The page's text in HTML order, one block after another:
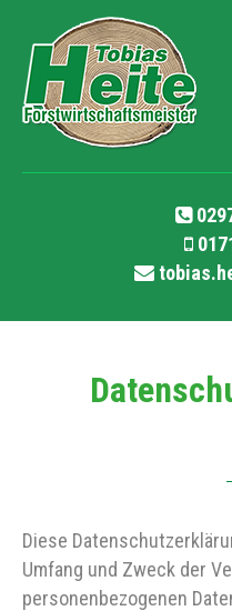
Diese
Umfang und Zweck der
personenbezogenen